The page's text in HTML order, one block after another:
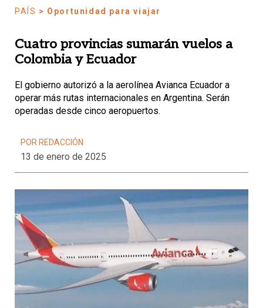
PAÍS > Oportunidad para viajar
Cuatro provincias sumarán vuelos a
Colombia y Ecuador
El gobierno autorizó a la aerolínea Avianca Ecuador a
operar más rutas internacionales en Argentina. Serán
operadas desde cinco aeropuertos.
POR REDACCIÓN
13 de enero de 2025